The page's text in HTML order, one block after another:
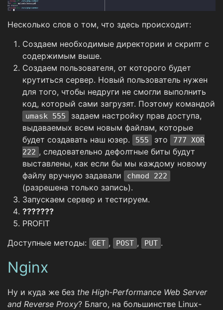
Несколько слов о том, что здесь происходит:
Создаем необходимые директории и скрипт с
содержимым выше.
Создаем пользователя, от которого будет
крутиться сервер. Новый пользователь нужен
для того, чтобы недруги не смогли выполнить
код, который сами загрузят. Поэтому командой
umask 555
задаем настройку прав доступа,
выдаваемых всем новым файлам, которые
будет создавать наш юзер.
555 это
777 XOR
222 , следовательно дефолтные биты будут
выставлены, как если бы мы каждому новому
файлу вручную задавали
chmod 222
(разрешена только запись).
Запускаем сервер и тестируем.
???????
PROFIT
Доступные методы:
GET , POST , PUT .
Nginx
Ну и куда же без the High-Performance Web Server
and Reverse Proxy? Благо, на большинстве Linux-